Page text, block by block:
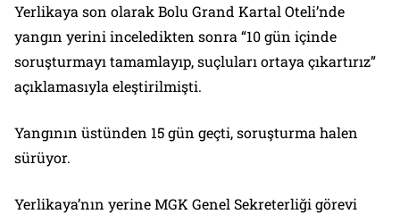
Yerlikaya son olarak Bolu Grand Kartal Oteli’nde
yangın yerini inceledikten sonra “10 gün içinde
soruşturmayı tamamlayıp, suçluları ortaya çıkartırız”
açıklamasıyla eleştirilmişti.
Yangının üstünden 15 gün geçti, soruşturma halen
sürüyor.
Yerlikaya’nın yerine MGK Genel Sekreterliği görevi